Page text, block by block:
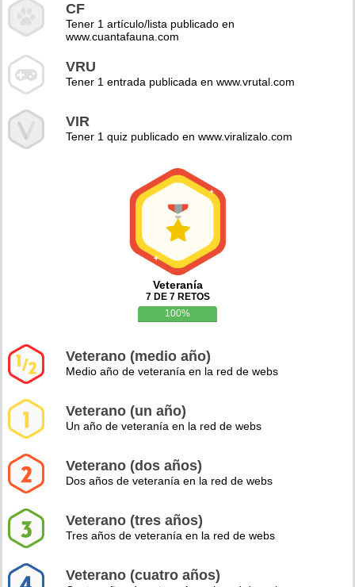
CF
Tener 1 artículo/lista publicado en
www.cuantafauna.com
VRU
Tener 1 entrada publicada en www.vrutal.com
VIR
Tener 1 quiz publicado en www.viralizalo.com
Veteranía
7 DE 7 RETOS
100%
Veterano (medio año)
Medio año de veteranía en la red de webs
Veterano (un año)
Un año de veteranía en la red de webs
Veterano (dos años)
Dos años de veteranía en la red de webs
Veterano (tres años)
Tres años de veteranía en la red de webs
Veterano (cuatro años)